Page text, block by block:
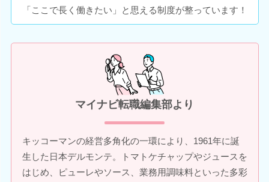
「ここで長く働きたい」と思える制度が整っています！
マイナビ転職編集部より
キッコーマンの経営多角化の一環により、1961年に誕
生した日本デルモンテ。トマトケチャップやジュースを
はじめ、ピューレやソース、業務用調味料といった多彩